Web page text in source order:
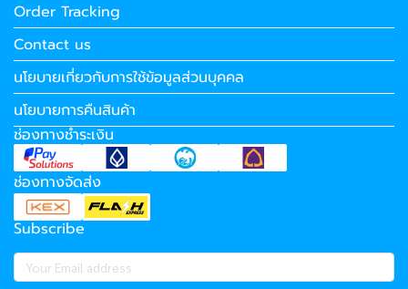
Order Tracking
Contact us
นโยบายเกี่ยวกับการใช้ข้อมูลส่วนบุคคล
นโยบายการคืนสินค้า
ช่องทางชำระเงิน
ช่องทางจัดส่ง
Subscribe